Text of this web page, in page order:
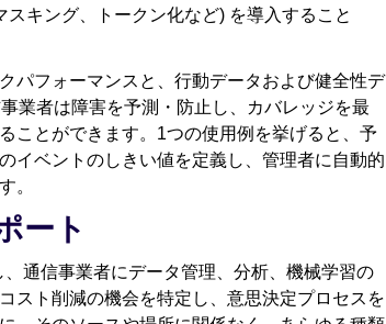
キング、トークン化など) を導入すること
パフォーマンスと、行動データおよび健全性デ
業者は障害を予測・防止し、カバレッジを最
ことができます。1つの使用例を挙げると、予
イベントのしきい値を定義し、管理者に自動的
。
ート
通信事業者にデータ管理、分析、機械学習の
スト削減の機会を特定し、意思決定プロセスを